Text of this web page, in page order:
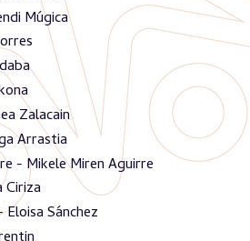
Múgica
Zalacain
Arrastia
- Mikele Miren Aguirre
Ciriza
Eloisa Sánchez